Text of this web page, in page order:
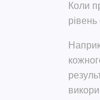
Коли